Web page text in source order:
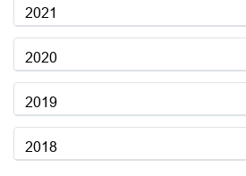
2021
2020
2019
2018